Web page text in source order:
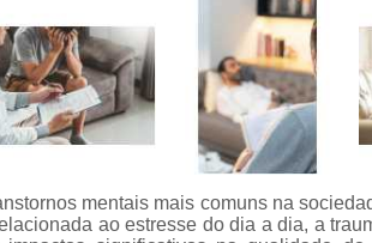
para insônia
Tratamentos
para
transtorno
Tratamentos
para
transtorno de
mentais mais comuns na
ao estresse do dia a dia, a